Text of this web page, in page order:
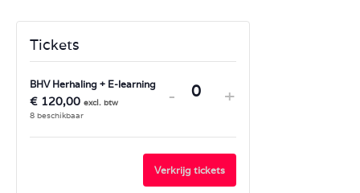
Tickets
BHV Herhaling + E-learning
€ 120,00
8 beschikbaar
- Hoeveelheid
+
Verkrijg tickets